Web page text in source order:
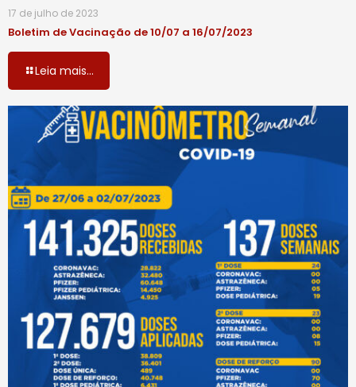
17 de julho de 2023
Boletim de Vacinação de 10/07 a 16/07/2023
Leia mais...